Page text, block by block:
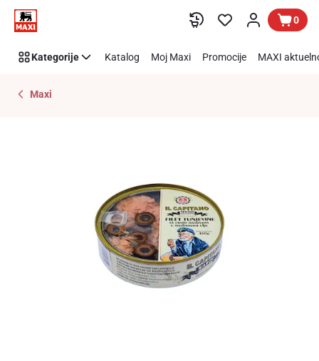
Preskoči link 0
Kategorije Katalog Moj Maxi Promocije MAXI
Maxi